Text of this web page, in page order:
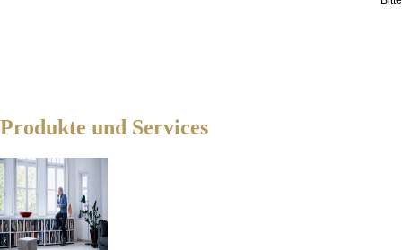
Produkte und Services